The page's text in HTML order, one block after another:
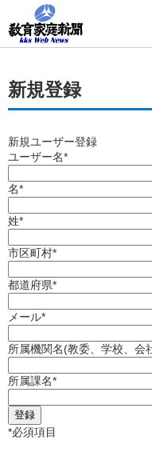
新規登録
新規ユーザー登録
ユーザー名*
名*
姓*
市区町村*
都道府県*
メール*
所属機関名(教委、学校、会
所属課名*
*必須項目